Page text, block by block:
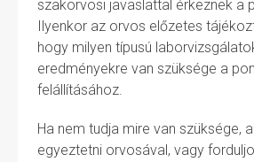
szakorvosi javaslattal érkeznek a
Ilyenkor az orvos előzetes
hogy milyen típusú
eredményekre van szüksége a
felállításához.
Ha nem tudja mire van szüksége,
egyeztetni orvosával, vagy